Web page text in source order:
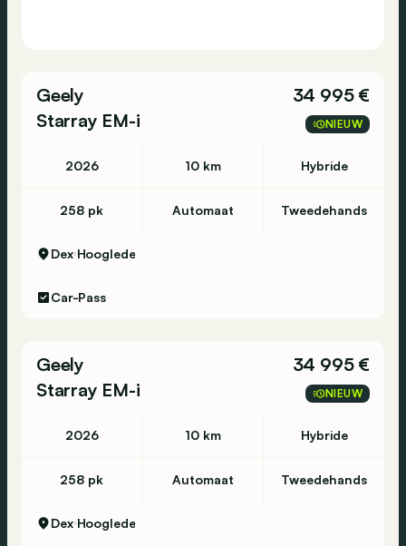
Geely
Starray EM-i
34 995 €
NIEUW
2026 10 km Hybride
258 pk Automaat Tweedehands
Dex Hooglede
Car-Pass
Geely
Starray EM-i
34 995 €
NIEUW
2026 10 km Hybride
258 pk Automaat Tweedehands
Dex Hooglede